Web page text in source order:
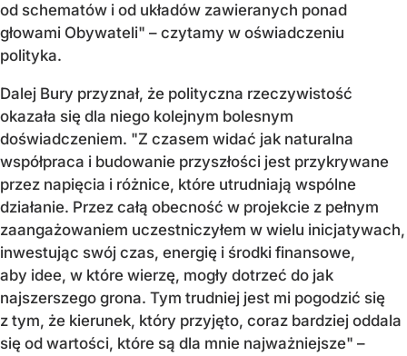
od schematów i od układów zawieranych ponad
głowami Obywateli" – czytamy w oświadczeniu
polityka.
Dalej Bury przyznał, że polityczna rzeczywistość
okazała się dla niego kolejnym bolesnym
doświadczeniem. "Z czasem widać jak naturalna
współpraca i budowanie przyszłości jest przykrywane
przez napięcia i różnice, które utrudniają wspólne
działanie. Przez całą obecność w projekcie z pełnym
zaangażowaniem uczestniczyłem w wielu inicjatywach,
inwestując swój czas, energię i środki finansowe,
aby idee, w które wierzę, mogły dotrzeć do jak
najszerszego grona. Tym trudniej jest mi pogodzić się
z tym, że kierunek, który przyjęto, coraz bardziej oddala
się od wartości, które są dla mnie najważniejsze" –